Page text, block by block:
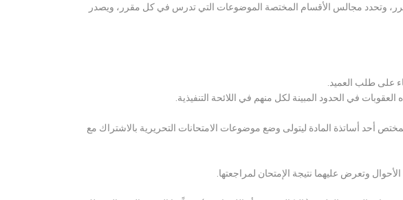
وتحدد مجالس الأقسام المختصة الموضوعات التي تدرس في كل مقرر، ويصدر
على طلب العميد.
في الحدود المبينة لكل منهم في اللائحة التنفيذية.
أحد أساتذة المادة ليتولى وضع موضوعات الامتحانات التحريرية بالاشتراك مع
وتعرض عليهما نتيجة الإمتحان لمراجعتها.